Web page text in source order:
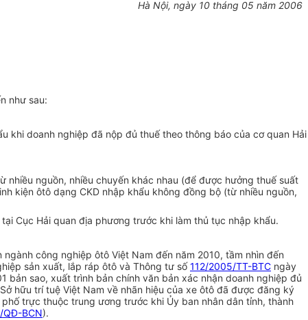
Hà Nội, ngày 10 tháng 05 năm 2006
như sau:
khi doanh nghiệp đã nộp đủ thuế theo thông báo của cơ quan Hải
nguồn, nhiều chuyến khác nhau (để được hưởng thuế suất
kiện ôtô dạng CKD nhập khẩu không đồng bộ (từ nhiều nguồn,
Cục Hải quan địa phương trước khi làm thủ tục nhập khẩu.
công nghiệp ôtô Việt Nam đến năm 2010, tầm nhìn đến
sản xuất, lắp ráp ôtô và Thông tư số112/2005/TT-BTC ngày
bản sao, xuất trình bản chính văn bản xác nhận doanh nghiệp đủ
hữu trí tuệ Việt Nam về nhãn hiệu của xe ôtô đã được đăng ký
trực thuộc trung ương trước khi Ủy ban nhân dân tỉnh, thành
QĐ-BCN).